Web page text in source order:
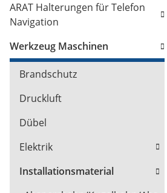
ARAT Halterungen für Telefon
Navigation
Werkzeug Maschinen
Brandschutz
Druckluft
Dübel
Elektrik
Installationsmaterial